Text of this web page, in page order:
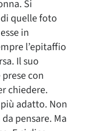
Si
quelle foto
in
l’epitaffio
Il suo
con
chiedere.
adatto. Non
pensare. Ma